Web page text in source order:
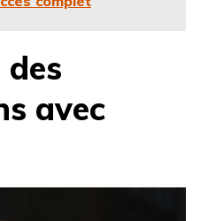
avec